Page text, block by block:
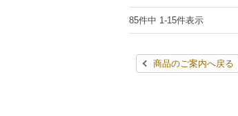
85件中 1-15件表示
商品のご案内へ戻る